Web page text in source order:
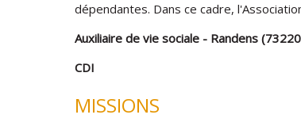
dépendantes. Dans ce cadre,
Auxiliaire de vie sociale - Randens
CDI
MISSIONS